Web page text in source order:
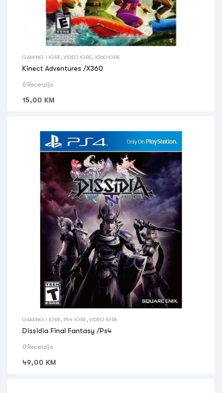
GAMING I IGRE VIDEO IGRE X360 IGRE
Kinect Adventures /X360
0 Recenzija
15,00 KM
GAMING I IGRE PS4 IGRE VIDEO IGRE
Dissidia Final Fantasy /Ps4
0 Recenzija
49,00 KM